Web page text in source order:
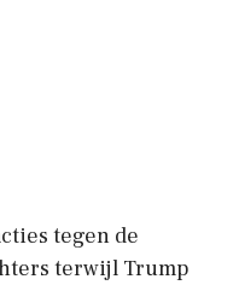
tegen de
terwijl Trump